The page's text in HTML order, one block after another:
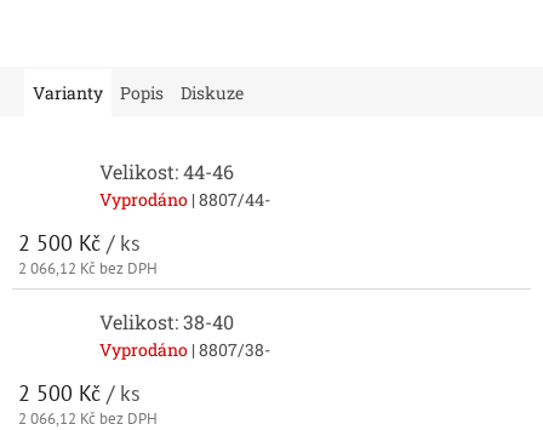
Varianty Popis Diskuze
Velikost: 44-46
Vyprodáno | 8807/44-
2 500 Kč / ks
2 066,12 Kč bez DPH
Velikost: 38-40
Vyprodáno | 8807/38-
2 500 Kč / ks
2 066,12 Kč bez DPH